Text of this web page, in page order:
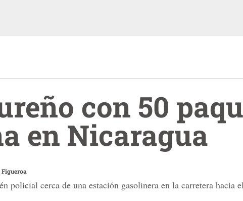
con 50
en Nicaragua
policial cerca de una estación gasolinera en la carretera hacia